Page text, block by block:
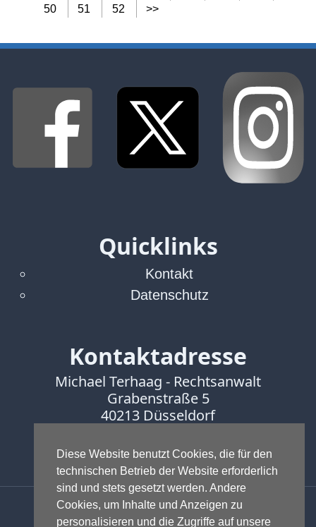
Diese Website benutzt Cookies, die für den
technischen Betrieb der Website erforderlich
sind und stets gesetzt werden. Andere
Cookies, um Inhalte und Anzeigen zu
personalisieren und die Zugriffe auf unsere
50
51 52 >>
Quicklinks
Kontakt
Datenschutz
Kontaktadresse
Michael Terhaag - Rechtsanwalt
Grabenstraße 5
40213 Düsseldorf
Fax:0211-16888601
Anwalt - Rechtsanwalt - Fachanwalt
für Gewerblichen Rechtsschutz -